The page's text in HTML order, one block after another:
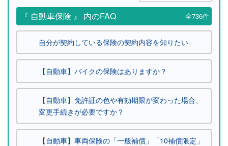
『 自動車保険 』 内のFAQ
全736件
自分が契約している保険の契約内容を知りたい
【自動車】バイクの保険はありますか？
【自動車】免許証の色や有効期限が変わった場合、
変更手続きが必要ですか？
【自動車】車両保険の「一般補償」「10補償限定」